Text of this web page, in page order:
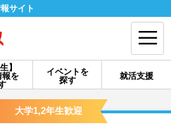
サイト
】
報を
イベントを
探す
就活支援
ログイン
会員ID・パスワードを忘れた方はこちら
大学1,2年生歓迎